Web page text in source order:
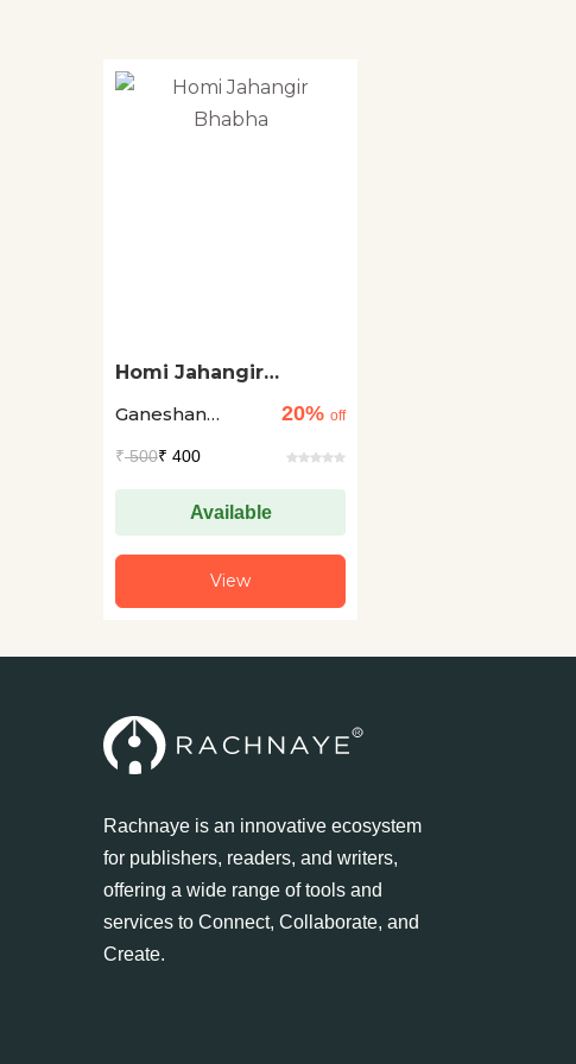
Homi Jahangir
Ganeshan
20% off
₹500₹ 400
Available
View
Rachnaye is an innovative ecosystem
for publishers, readers, and writers,
offering a wide range of tools and
services to Connect, Collaborate, and
Create.